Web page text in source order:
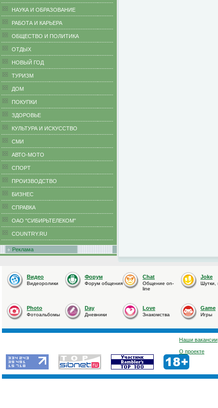
НАУКА И ОБРАЗОВАНИЕ
РАБОТА И КАРЬЕРА
ОБЩЕСТВО И ПОЛИТИКА
ОТДЫХ
НОВЫЙ ГОД
ТУРИЗМ
ДОМ
ПОКУПКИ
ЗДОРОВЬЕ
КУЛЬТУРА И ИСКУССТВО
СМИ
АВТО-МОТО
СПОРТ
ПРОИЗВОДСТВО
БИЗНЕС
CПРАВКА
ОАО "СИБИРЬТЕЛЕКОМ"
COUNTRY.RU
Реклама
Видео
Видеоролики
Форум
Форум общения
Chat
Общение on-
line
Joke
Шутки,
Photo
Фотоальбомы
Day
Дневники
Love
Знакомства
Game
Игры
Наши вакансии
О проекте